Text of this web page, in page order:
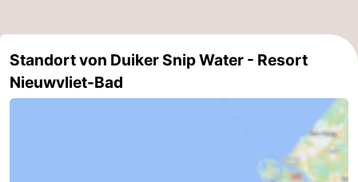
Standort von Duiker Snip Water - Resort
Nieuwvliet-Bad